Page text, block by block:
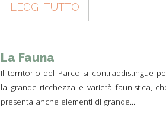
LEGGI TUTTO
La Fauna
Il territorio del Parco si contraddistingue
la grande ricchezza e varietà faunistica,
presenta anche elementi di grande...